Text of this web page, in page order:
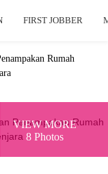
FIRST JOBBER
Rumah
VIEW MORE
8 Photos